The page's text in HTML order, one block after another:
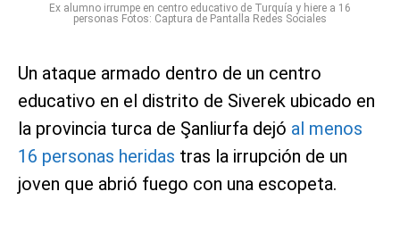
Ex alumno irrumpe en centro educativo de Turquía y hiere a 16
personas Fotos: Captura de Pantalla Redes Sociales
Un ataque armado dentro de un centro
educativo en el distrito de Siverek ubicado en
la provincia turca de Şanliurfa dejó al menos
16 personas heridas tras la irrupción de un
joven que abrió fuego con una escopeta.